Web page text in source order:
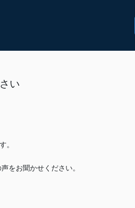
い
。
をお聞かせください。